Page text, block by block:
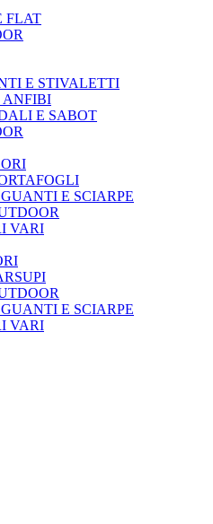
FLAT
E STIVALETTI
ANFIBI
E SABOT
E SCIARPE
VARI
E SCIARPE
VARI